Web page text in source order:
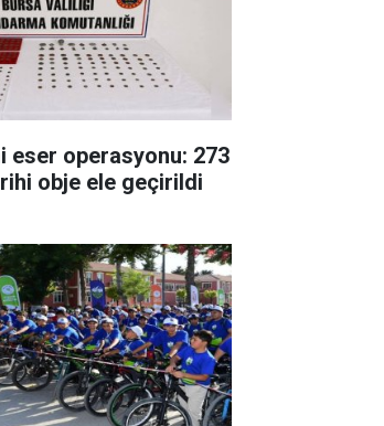
eser operasyonu: 273
obje ele geçirildi